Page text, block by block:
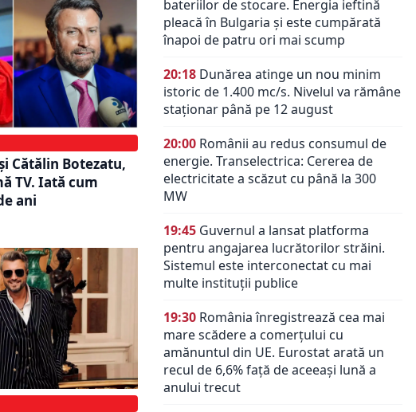
Cătălin Botezatu,
TV. Iată cum
ani
bateriilor de stocare. Energia ieftină
pleacă în Bulgaria și este cumpărată
înapoi de patru ori mai scump
20:18 Dunărea atinge un nou minim
istoric de 1.400 mc/s. Nivelul va rămâne
staționar până pe 12 august
20:00 Românii au redus consumul de
energie. Transelectrica: Cererea de
electricitate a scăzut cu până la 300
MW
19:45 Guvernul a lansat platforma
pentru angajarea lucrătorilor străini.
Sistemul este interconectat cu mai
multe instituții publice
19:30 România înregistrează cea mai
mare scădere a comerțului cu
amănuntul din UE. Eurostat arată un
recul de 6,6% față de aceeași lună a
anului trecut